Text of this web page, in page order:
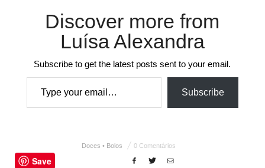
Discover more from
Luísa Alexandra
Subscribe to get the latest posts sent to your email.
Type your email…
Subscribe
Doces • Bolos 0 Comentários
Save